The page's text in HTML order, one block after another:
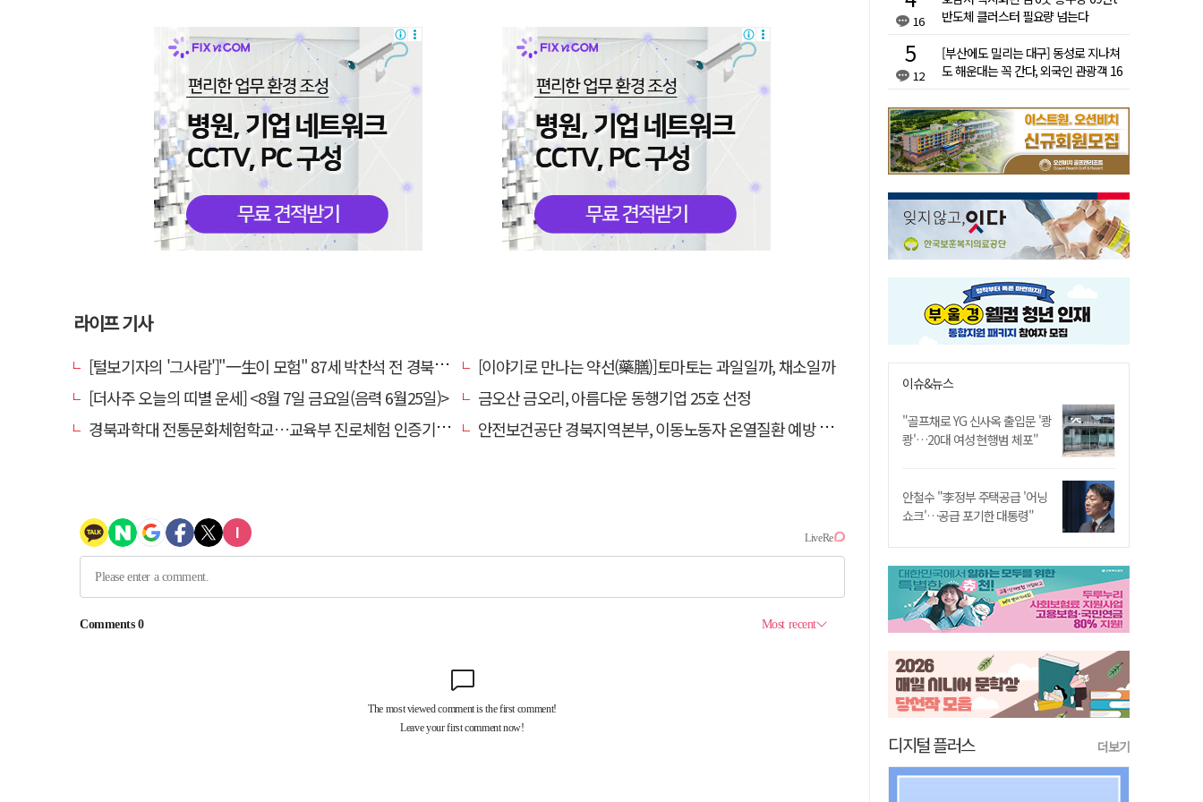
라이프 기사
[털보기자의 '그사람']"一生이 모험" 87세 박찬석 전 경북대 총장
[이야기로 만나는 약선(藥膳)]토마토는 과일일까, 채소일까
[더사주 오늘의 띠별 운세] <8월 7일 금요일(음력 6월25일)>
금오산 금오리, 아름다운 동행기업 25호 선정
경북과학대 전통문화체험학교…교육부 진로체험 인증기관 선정
안전보건공단 경북지역본부, 이동노동자 온열질환 예방 캠페인
16
반도체 클러스터 필요량 넘는다
12
[부산에도 밀리는 대구] 동성로 지나쳐
도 해운대는 꼭 간다, 외국인 관광객 16
이슈&뉴스
"골프채로 YG 신사옥 출입문 '쾅
쾅'…20대 여성 현행범 체포"
안철수 "李정부 주택공급 '어닝
쇼크'…공급 포기한 대통령"
디지털 플러스 더보기